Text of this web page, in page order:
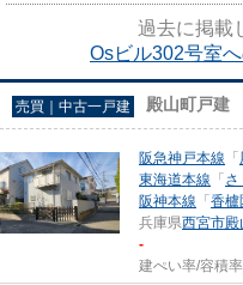
に洗面台も設置しております。
過去に掲載
Osビル302号室
売買｜中古一戸建 殿山町戸建
阪急神戸本線 「
東海道本線 「さ
阪神本線 「香櫨
兵庫県西宮市殿
-
建ぺい率/容積率